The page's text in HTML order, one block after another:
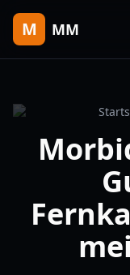
M MM